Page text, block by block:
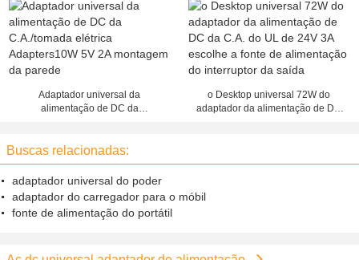
direto
Adaptador universal da
alimentação de DC da
o Desktop universal 72W do
adaptador da alimentação de DC
Buscas relacionadas:
adaptador universal do poder
adaptador do carregador para o móbil
fonte de alimentação do portátil